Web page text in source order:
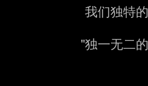
我们独特
"独一无二